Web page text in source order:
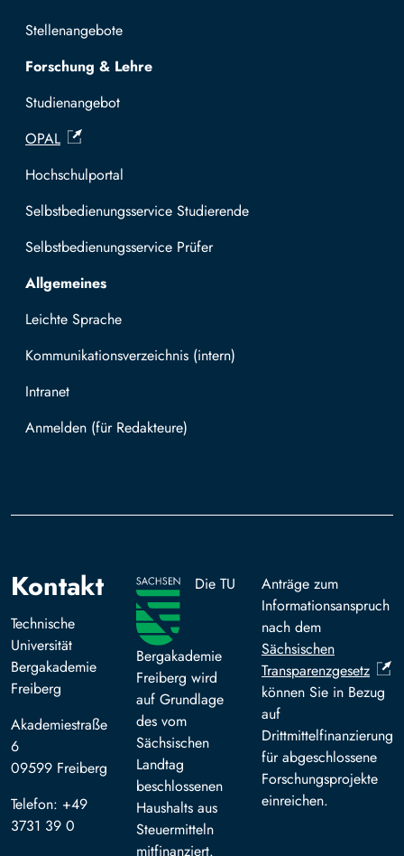
Stellenangebote
Forschung & Lehre
Studienangebot
OPAL
Hochschulportal
Selbstbedienungsservice Studierende
Selbstbedienungsservice Prüfer
Allgemeines
Leichte Sprache
Kommunikationsverzeichnis (intern)
Intranet
Mit TUBAF Login anmelden
Kontakt
Technische
Universität
Bergakademie
Freiberg
Akademiestraße
6
09599 Freiberg
Telefon: +49
3731 39 0
Die TU
Bergakademie
Freiberg wird
auf Grundlage
des vom
Sächsischen
Landtag
beschlossenen
Haushalts aus
Steuermitteln
mitfinanziert.
Anträge zum
Informationsanspruch
nach dem
Sächsischen
Transparenzgesetz
können Sie in Bezug
auf
Drittmittelfinanzierung
für abgeschlossene
Forschungsprojekte
einreichen.